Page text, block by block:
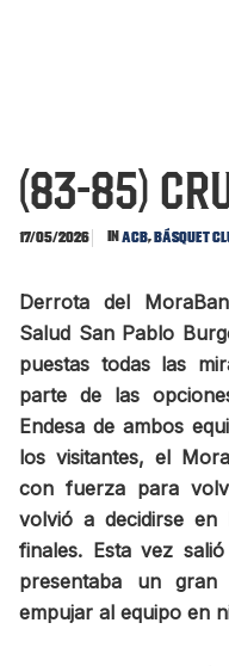
(83-85)
17/05/2026 InACB,Básquet
Derrota del
Salud San Pablo
puestas todas las
parte de las
Endesa de ambos
los visitantes, el
con fuerza para
volvió a decidirse en
finales. Esta vez
presentaba un
empujar al equipo en